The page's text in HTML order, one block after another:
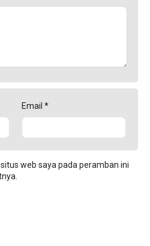
Email *
web saya pada peramban ini